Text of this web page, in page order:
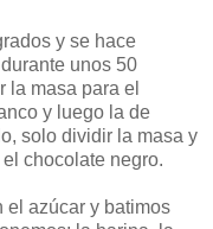
y se hace
unos 50
la masa para el
y luego la de
solo dividir la masa y
chocolate negro.
el azúcar y batimos